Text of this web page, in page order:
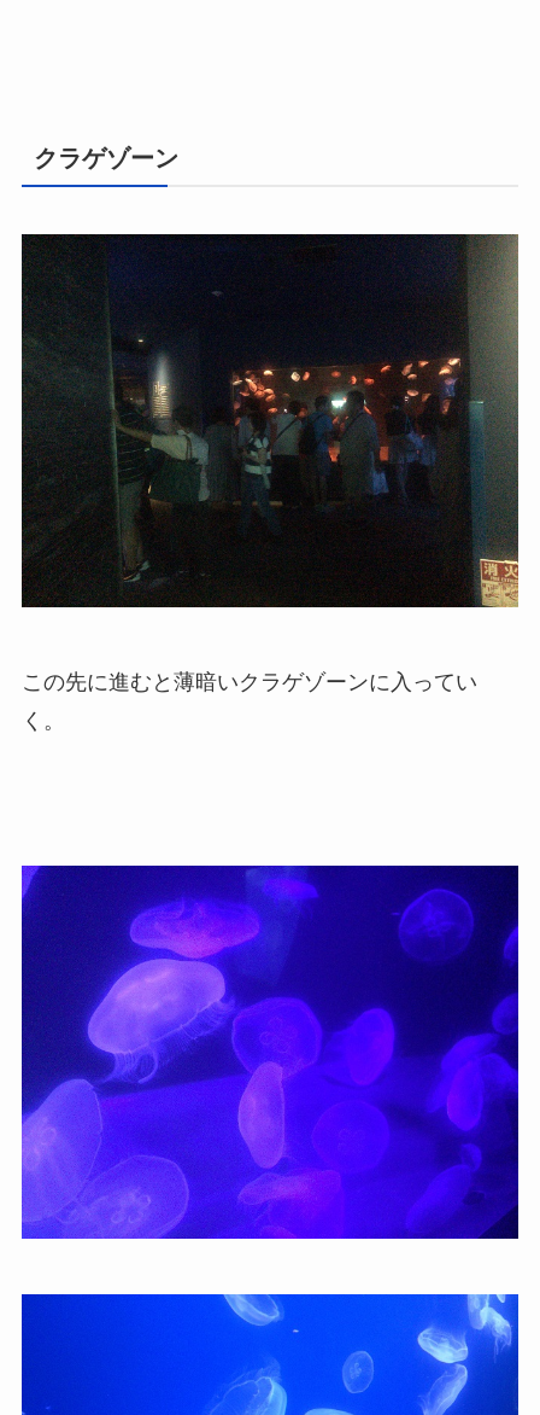
クラゲゾーン
この先に進むと薄暗いクラゲゾーンに入ってい
く。